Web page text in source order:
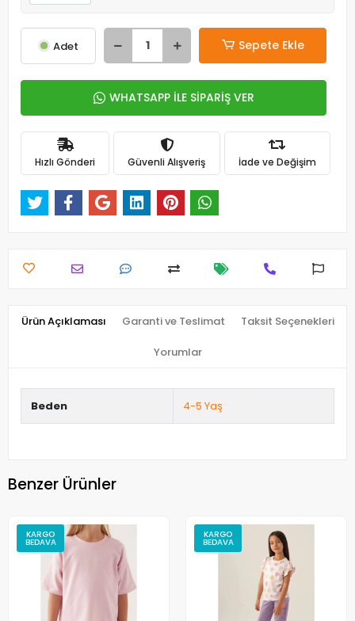
Adet Sepete Ekle
WHATSAPP İLE SİPARİŞ VER
Hızlı Gönderi Güvenli Alışveriş İade ve Değişim
Ürün Açıklaması Garanti ve Teslimat Taksit Seçenekleri
Yorumlar
Beden 4-5 Yaş
Benzer Ürünler
KARGO
BEDAVA
KARGO
BEDAVA